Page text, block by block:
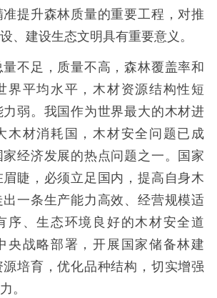
提升森林质量的重要工程，对推
、建设生态文明具有重要意义。
不足，质量不高，森林覆盖率和
界平均水平，木材资源结构性短
弱。我国作为世界最大的木材进
木材消耗国，木材安全问题已成
经济发展的热点问题之一。国家
睫，必须立足国内，提高自身木
一条生产能力高效、经营规模适
序、生态环境良好的木材安全道
央战略部署，开展国家储备林建
培育，优化品种结构，切实增强
。